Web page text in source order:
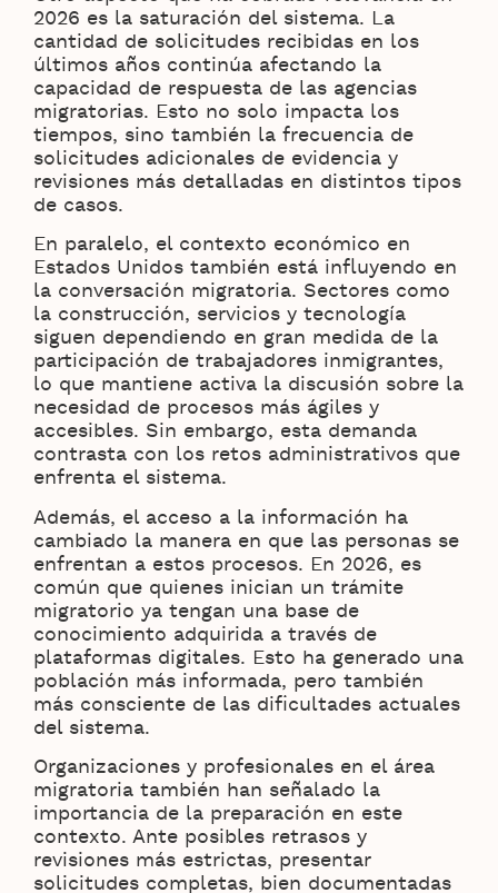
2026 es la saturación del sistema. La
cantidad de solicitudes recibidas en los
últimos años continúa afectando la
capacidad de respuesta de las agencias
migratorias. Esto no solo impacta los
tiempos, sino también la frecuencia de
solicitudes adicionales de evidencia y
revisiones más detalladas en distintos tipos
de casos.
En paralelo, el contexto económico en
Estados Unidos también está influyendo en
la conversación migratoria. Sectores como
la construcción, servicios y tecnología
siguen dependiendo en gran medida de la
participación de trabajadores inmigrantes,
lo que mantiene activa la discusión sobre la
necesidad de procesos más ágiles y
accesibles. Sin embargo, esta demanda
contrasta con los retos administrativos que
enfrenta el sistema.
Además, el acceso a la información ha
cambiado la manera en que las personas se
enfrentan a estos procesos. En 2026, es
común que quienes inician un trámite
migratorio ya tengan una base de
conocimiento adquirida a través de
plataformas digitales. Esto ha generado una
población más informada, pero también
más consciente de las dificultades actuales
del sistema.
Organizaciones y profesionales en el área
migratoria también han señalado la
importancia de la preparación en este
contexto. Ante posibles retrasos y
revisiones más estrictas, presentar
solicitudes completas, bien documentadas